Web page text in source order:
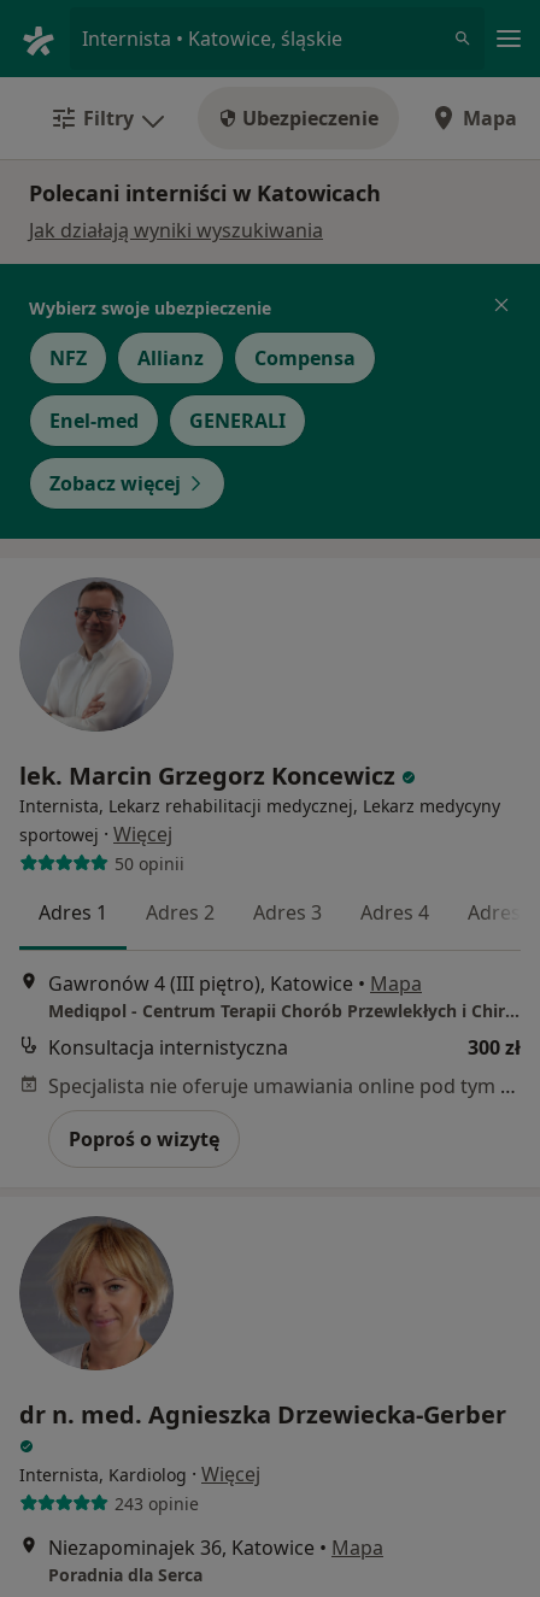
Internista • Katowice, śląskie
Filtry Ubezpieczenie Mapa
Polecani interniści w Katowicach
Jak działają wyniki wyszukiwania
Wybierz swoje ubezpieczenie
NFZ Allianz Compensa
Enel-med GENERALI
Zobacz więcej
lek. Marcin Grzegorz Koncewicz
Internista, Lekarz rehabilitacji medycznej, Lekarz medycyny
sportowej · Więcej
50 opinii
Adres 1 Adres 2 Adres 3 Adres 4 Adres 5
Gawronów 4 (III piętro), Katowice • Mapa
Mediqpol - Centrum Terapii Chorób Przewlekłych i Chirurgii Wielospecjalistycznej
Konsultacja internistyczna
300 zł
Specjalista nie oferuje umawiania online pod tym adresem.
Poproś o wizytę
dr n. med. Agnieszka Drzewiecka-Gerber
Internista, Kardiolog · Więcej
243 opinie
Niezapominajek 36, Katowice • Mapa
Poradnia dla Serca